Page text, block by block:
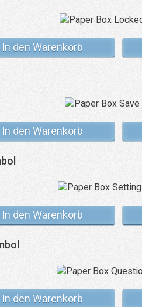
In den Warenkorb
In den Warenkorb
In den Warenkorb
In den Warenkorb